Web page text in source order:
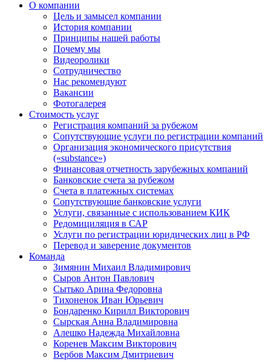
О компании
Цель и замысел компании
История компании
Принципы нашей работы
Почему мы
Видеоролики
Сотрудничество
Нас рекомендуют
Вакансии
Фотогалерея
Стоимость услуг
Регистрация компаний за рубежом
Сопутствующие услуги по регистрации компаний
Организация экономического присутствия
(«substance»)
Финансовая отчетность зарубежных компаний
Банковские счета за рубежом
Счета в платежных системах
Сопутствующие банковские услуги
Услуги, связанные с использованием КИК
Редомициляция в САР
Услуги по регистрации юридических лиц в РФ
Перевод и заверение документов
Команда
Зимянин Михаил Владимирович
Сыров Антон Павлович
Сытько Арина Федоровна
Тихоненок Иван Юрьевич
Бондаренко Кирилл Викторович
Сырская Анна Владимировна
Алешко Надежда Михайловна
Коренев Максим Викторович
Вербов Максим Дмитриевич